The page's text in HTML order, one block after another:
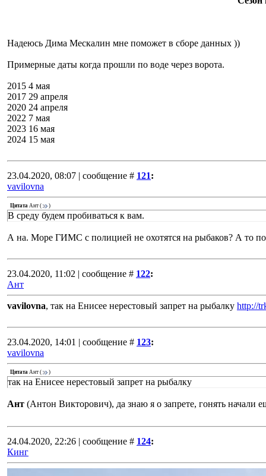
Надеюсь Дима Мескалин мне поможет в сборе данных ))
Примерные даты когда прошли по воде через ворота.
2015 4 мая
2017 29 апреля
2020 24 апреля
2022 7 мая
2023 16 мая
2024 15 мая
23.04.2020, 08:07 | сообщение # 121:
vavilovna
Цитата Ант ( )
В среду будем пробиваться к вам.
А на. Море ГИМС с полицией не охотятся на рыбаков? А то
23.04.2020, 11:02 | сообщение # 122:
Ант
vavilovna, так на Енисее нерестовый запрет на рыбалку http://
23.04.2020, 14:01 | сообщение # 123:
vavilovna
Цитата Ант ( )
так на Енисее нерестовый запрет на рыбалку
Ант (Антон Викторович), да знаю я о запрете, гонять начали
24.04.2020, 22:26 | сообщение # 124:
Кинг